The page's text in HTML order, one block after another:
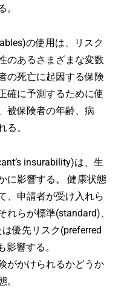
。
の使用は、リスク
のあるさまざまな変数
の死亡に起因する保険
確に予測するために使
被保険者の年齢、病
る。
insurability)は、生
に影響する。 健康状態
、申請者が受け入れら
れらが標準(standard)、
優先リスク(preferred
響する。
がかけられるかどうか